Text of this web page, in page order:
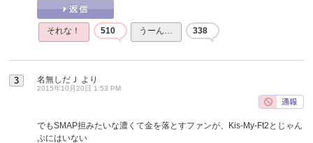
それな！ 510 うーん… 338
3 名無しだＪ より
2015年10月20日 1:53 PM
でもSMAP担みたいな濃くて金を落とすファンが、Kis-My-Ft2とじゃん
ぷにはいない